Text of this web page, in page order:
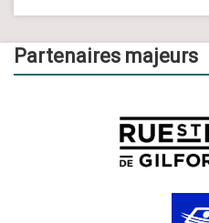
Partenaires majeurs